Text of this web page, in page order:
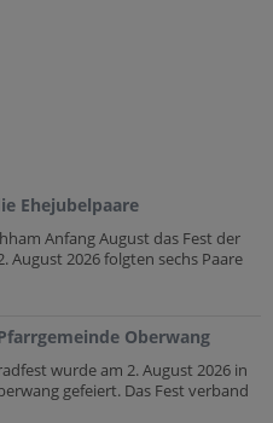
Ehejubelpaare
Anfang August das Fest der
August 2026 folgten sechs Paare
Oberwang
wurde am 2. August 2026 in
gefeiert. Das Fest verband